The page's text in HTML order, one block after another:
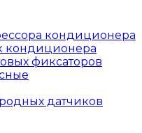
кондиционера
кондиционера
фиксаторов
датчиков